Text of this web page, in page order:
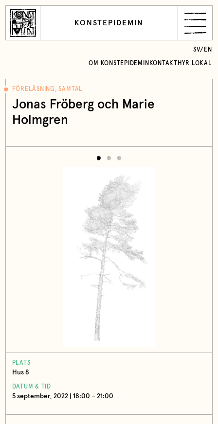
KONSTEPIDEMIN
OM KONSTEPIDEMIN KONTAKT HYR LOKAL
SV/ EN
FÖRELÄSNING, SAMTAL
Jonas Fröberg och Marie
Holmgren
PLATS
Hus 8
DATUM & TID
5 september, 2022 | 18:00 – 21:00